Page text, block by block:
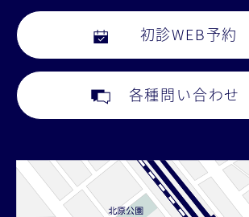
初診WEB予約
各種問い合わせ